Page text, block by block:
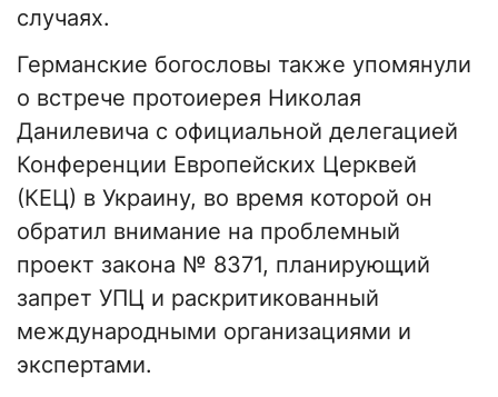
случаях.
Германские богословы также упомянули
о встрече протоиерея Николая
Данилевича с официальной делегацией
Конференции Европейских Церквей
(КЕЦ) в Украину, во время которой он
обратил внимание на проблемный
проект закона № 8371, планирующий
запрет УПЦ и раскритикованный
международными организациями и
экспертами.